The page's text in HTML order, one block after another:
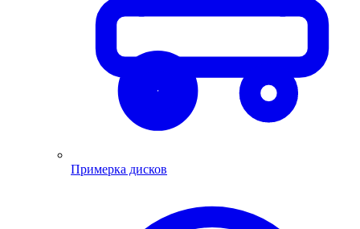
Примерка дисков